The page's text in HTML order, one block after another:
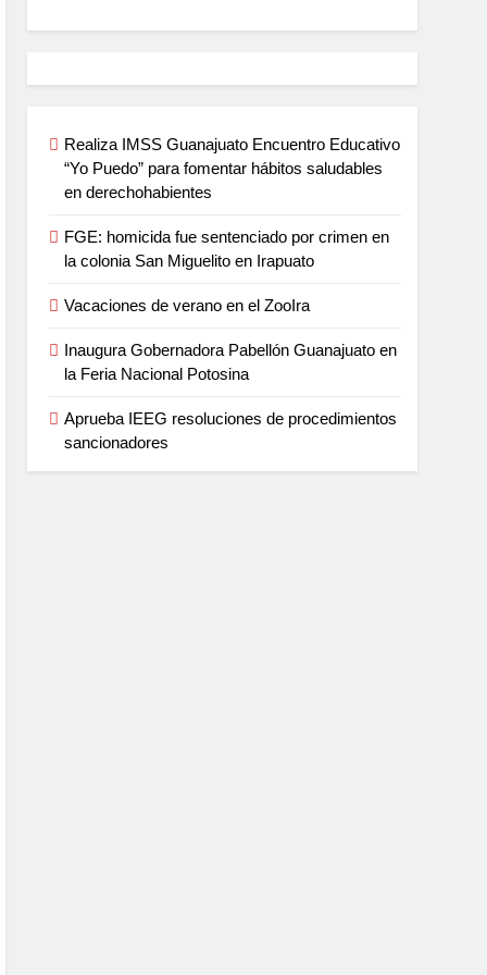
Realiza IMSS Guanajuato Encuentro Educativo
“Yo Puedo” para fomentar hábitos saludables
en derechohabientes
FGE: homicida fue sentenciado por crimen en
la colonia San Miguelito en Irapuato
Vacaciones de verano en el ZooIra
Inaugura Gobernadora Pabellón Guanajuato en
la Feria Nacional Potosina
Aprueba IEEG resoluciones de procedimientos
sancionadores